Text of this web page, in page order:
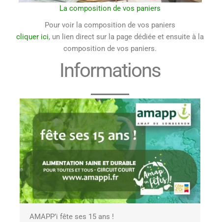
La composition de vos paniers
Pour voir la composition de vos paniers
cliquer ici, un lien direct sur la page dédiée et ensuite à la
composition de vos paniers.
Informations
AMAPP’i fête ses 15 ans !